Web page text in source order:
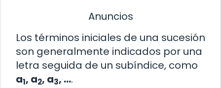
Anuncios
Los términos iniciales de una sucesión
son generalmente indicados por una
letra seguida de un subíndice, como
a1, a2, a3, ….